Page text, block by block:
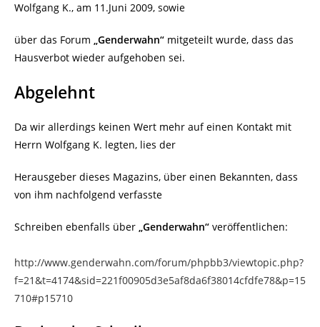
Wolfgang K., am 11.Juni 2009, sowie
über das Forum „Genderwahn“ mitgeteilt wurde, dass das
Hausverbot wieder aufgehoben sei.
Abgelehnt
Da wir allerdings keinen Wert mehr auf einen Kontakt mit
Herrn Wolfgang K. legten, lies der
Herausgeber dieses Magazins, über einen Bekannten, dass
von ihm nachfolgend verfasste
Schreiben ebenfalls über „Genderwahn“ veröffentlichen:
http://www.genderwahn.com/forum/phpbb3/viewtopic.php?
f=21&t=4174&sid=221f00905d3e5af8da6f38014cfdfe78&p=15
710#p15710